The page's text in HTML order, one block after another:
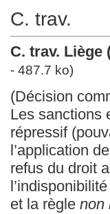
C. trav.
C. trav. Liège
- 487.7 ko)
(Décision
Les sanctions
répressif
l’application
refus du droit
et la règle non